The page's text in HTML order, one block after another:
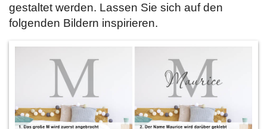
gestaltet werden. Lassen Sie sich auf den
folgenden Bildern inspirieren.